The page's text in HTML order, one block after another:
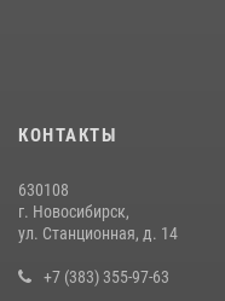
Росгвардии задержан
При силовой поддержке
в сфере страхования
КОНТАКТЫ
630108
г. Новосибирск,
ул. Станционная, д. 14
+7 (383) 355-97-63